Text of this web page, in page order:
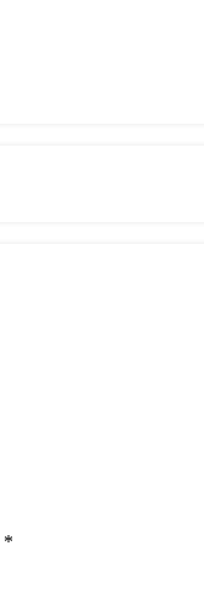
*